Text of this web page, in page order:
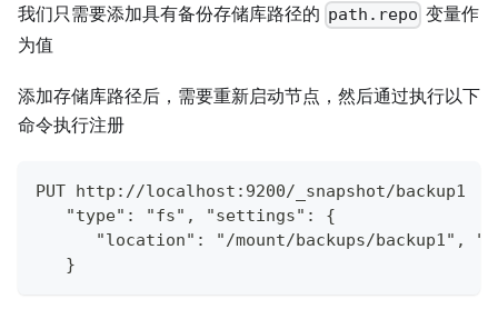
我们只需要添加具有备份存储库路径的 path.repo 变量作
为值
添加存储库路径后，需要重新启动节点，然后通过执行以下
命令执行注册
PUT http://localhost:9200/_snapshot/backup1
   "type": "fs", "settings": {
"location": "/mount/backups/backup1",
   }